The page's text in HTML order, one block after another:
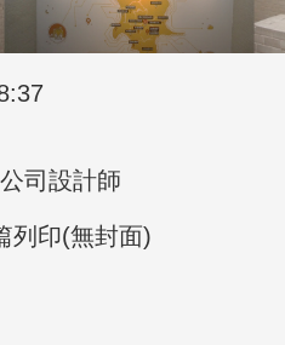
司設計師
列印(無封面)